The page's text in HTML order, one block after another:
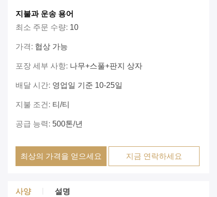
지불과 운송 용어
최소 주문 수량: 10
가격: 협상 가능
포장 세부 사항: 나무+스풀+판지 상자
배달 시간: 영업일 기준 10-25일
지불 조건: 티/티
공급 능력: 500톤/년
최상의 가격을 얻으세요 지금 연락하세요
사양 설명